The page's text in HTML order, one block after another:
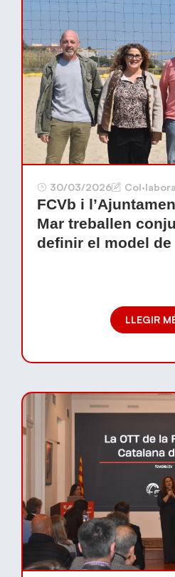
30/03/2026
FCVb i
Mar treballen
definir el model
LLEGIR